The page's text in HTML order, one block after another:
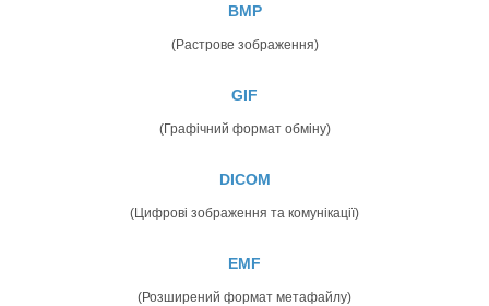
BMP
(Растрове зображення)
GIF
(Графічний формат обміну)
DICOM
(Цифрові зображення та комунікації)
EMF
(Розширений формат метафайлу)